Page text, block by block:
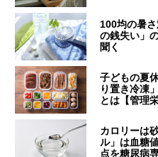
100均の暑
の銭失い」
聞く
子どもの夏
り置き冷凍
とは【管理
カロリーは
ル」は血糖
点を糖尿病